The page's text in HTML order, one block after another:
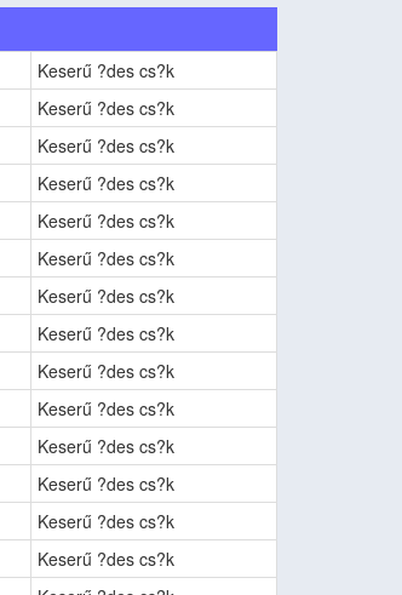
Keserű ?des cs?k
Keserű ?des cs?k
Keserű ?des cs?k
Keserű ?des cs?k
Keserű ?des cs?k
Keserű ?des cs?k
Keserű ?des cs?k
Keserű ?des cs?k
Keserű ?des cs?k
Keserű ?des cs?k
Keserű ?des cs?k
Keserű ?des cs?k
Keserű ?des cs?k
Keserű ?des cs?k